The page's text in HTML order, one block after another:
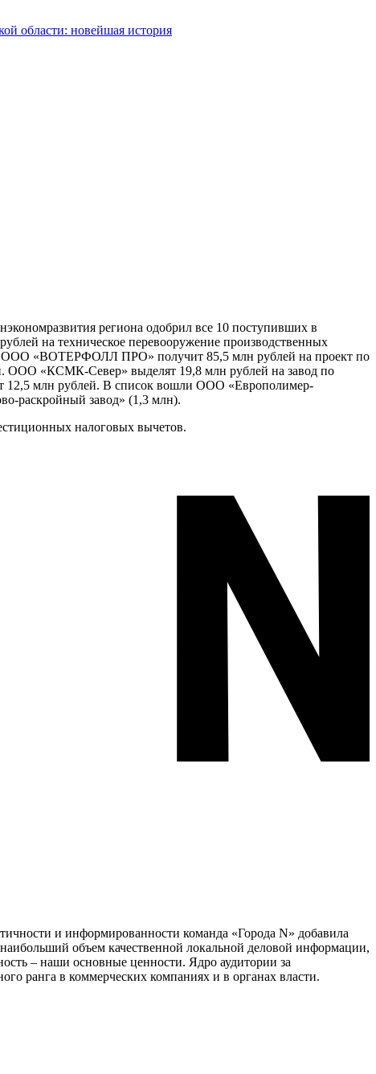
области: новейшая история
региона одобрил все 10 поступивших в
на техническое перевооружение производственных
ООО «ВОТЕРФОЛЛ ПРО» получит 85,5 млн рублей на проект по
ООО «КСМК-Север» выделят 19,8 млн рублей на завод по
12,5 млн рублей. В список вошли ООО «Европолимер-
раскройный завод» (1,3 млн).
налоговых вычетов.
и информированности команда «Города N» добавила
объем качественной локальной деловой информации,
– наши основные ценности. Ядро аудитории за
ранга в коммерческих компаниях и в органах власти.